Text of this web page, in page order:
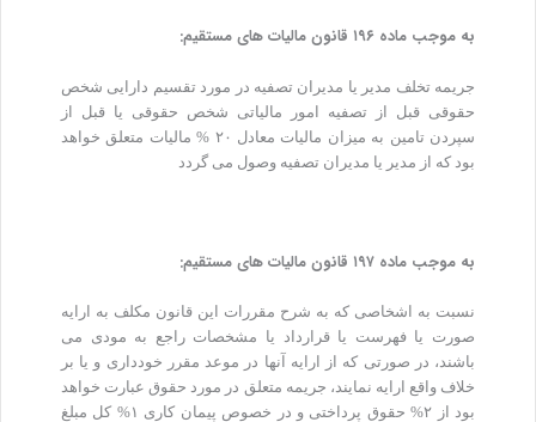
به موجب ماده ۱۹۶ قانون مالیات های مستقیم:
جریمه تخلف مدیر یا مدیران تصفیه در مورد تقسیم دارایی شخص
حقوقی قبل از تصفیه امور مالیاتی شخص حقوقی یا قبل از
سپردن تامین به میزان مالیات معادل ۲۰ % مالیات متعلق خواهد
بود که از مدیر یا مدیران تصفیه وصول می گردد
به موجب ماده ۱۹۷ قانون مالیات های مستقیم:
نسبت به اشخاصی که به شرح مقررات این قانون مکلف به ارایه
صورت یا فهرست یا قرارداد یا مشخصات راجع به مودی می
باشند، در صورتی که از ارایه آنها در موعد مقرر خودداری و یا بر
خلاف واقع ارایه نمایند، جریمه متعلق در مورد حقوق عبارت خواهد
بود از ۲% حقوق پرداختی و در خصوص پیمان کاری ۱% کل مبلغ